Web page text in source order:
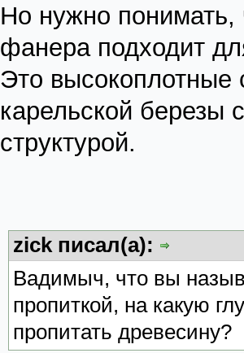
Но нужно понимать,
фанера подходит
Это высокоплотные
карельской березы
структурой.
zick писал(а):
Вадимыч, что вы
пропиткой, на какую
пропитать древесину?